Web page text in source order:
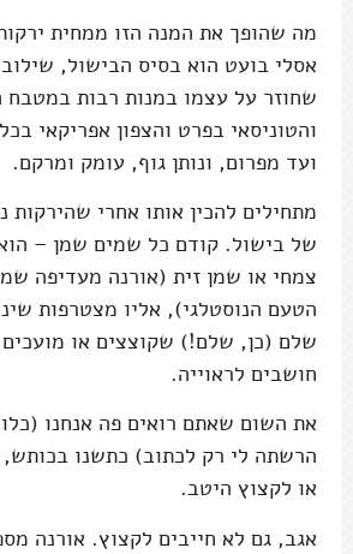
מה שהופך את המנה הזו ממחית
אסלי בועט הוא בסיס הבישול,
שחוזר על עצמו במנות רבות במטבח
והטוניסאי בפרט והצפון אפריקאי
ועד מפרום, ונותן גוף, עומק ומרקם.
של בישול. קודם כל שמים שמן –
צמחי או שמן זית (אורנה מעדיפה
הטעם הנוסטלגי), אליו מצטרפות
שלם (כן, שלם!) שקוצצים או
חושבים לראוייה.
את השום שאתם רואים פה אנחנו
הרשתה לי רק לכתוב) כתשנו בכותש,
או לקצוץ היטב.
אגב, גם לא חייבים לקצוץ. אורנה